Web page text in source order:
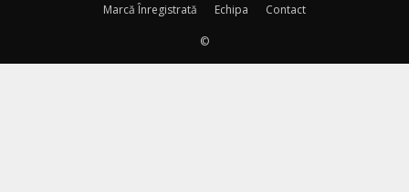
Marcă Înregistrată
Echipa Contact
©